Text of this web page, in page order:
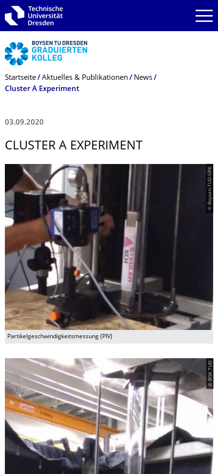
Zur Hauptnavigation springen
Zur Suche springen
Zum Inhalt springen
Breadcrumb-Menü
Startseite Aktuelles & Publikationen
News
Cluster A Experiment
03.09.2020
CLUSTER A EXPERIMENT
© Boysen-TUD-GRK
Partikelgeschwindigkeitsmessung (PIV)
© BGK TUD